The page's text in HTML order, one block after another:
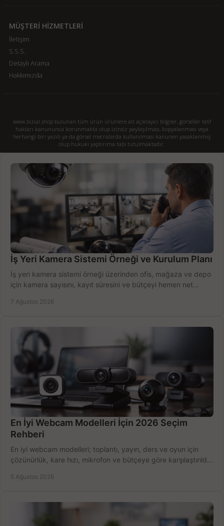
MÜŞTERİ HİZMETLERİ
İletişim
S.S.S.
Detaylı Arama
Hakkımızda
www.bizial.shop bulunan tüm ürün ürünlere ait açıklayıcı bilgiler, görseller telif
hakları kanununca korunmakta olup izinsiz paylaşılması, kopyalanması veya
herhangi biri yazılı ya da görsel mecralarda kullanılması kanunen yasaklanmış
olup hukuki yaptırıma tabi tutulmaktadır.
İş Yeri Kamera Sistemi Örneği ve Kurulum Planı
İş yeri kamera sistemi örneği üzerinden ofis, mağaza ve depo
için kamera sayısını, kayıt süresini ve bütçeyi hemen net
7 Ağustos 2026
En İyi Webcam Modelleri İçin 2026 Seçim
Rehberi
En iyi webcam modelleri; toplantı, yayın, ders ve oyun için
çözünürlük, kare hızı, mikrofon ve bütçeye göre karşılaştırıldı.
5 Ağustos 2026